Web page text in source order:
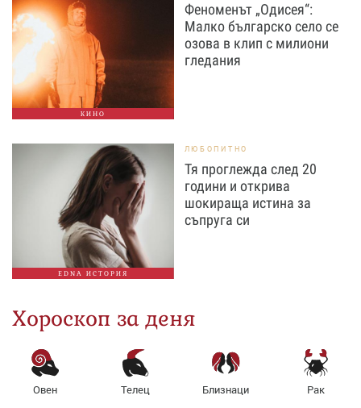
КИНО
Феноменът „Одисея“:
Малко българско село се
озова в клип с милиони
гледания
EDNA ИСТОРИЯ
ЛЮБОПИТНО
Тя проглежда след 20
години и открива
шокираща истина за
съпруга си
Хороскоп за деня
Овен Телец Близнаци Рак